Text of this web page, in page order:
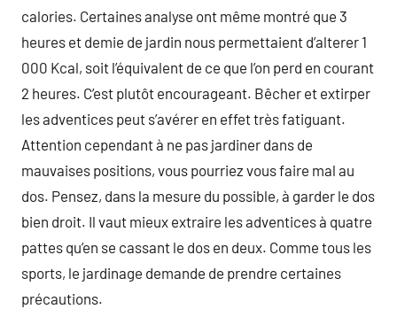
calories. Certaines analyse ont même montré que 3
heures et demie de jardin nous permettaient d’alterer 1
000 Kcal, soit l’équivalent de ce que l’on perd en courant
2 heures. C’est plutôt encourageant. Bêcher et extirper
les adventices peut s’avérer en effet très fatiguant.
Attention cependant à ne pas jardiner dans de
mauvaises positions, vous pourriez vous faire mal au
dos. Pensez, dans la mesure du possible, à garder le dos
bien droit. Il vaut mieux extraire les adventices à quatre
pattes qu’en se cassant le dos en deux. Comme tous les
sports, le jardinage demande de prendre certaines
précautions.